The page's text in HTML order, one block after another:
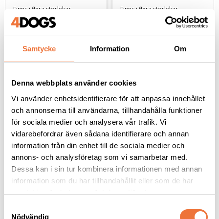
Samtycke Information Om
Denna webbplats använder cookies
Vi använder enhetsidentifierare för att anpassa innehållet
och annonserna till användarna, tillhandahålla funktioner
för sociala medier och analysera vår trafik. Vi
vidarebefordrar även sådana identifierare och annan
information från din enhet till de sociala medier och
annons- och analysföretag som vi samarbetar med.
Dessa kan i sin tur kombinera informationen med annan
information som du har tillhandahållit eller som de har
samlat in när du har använt deras tjänster.
Nödvändig
- beige
Finns i flera storlekar
449kr
avtagbart flanellfoder
- beige
Finns i flera storlekar